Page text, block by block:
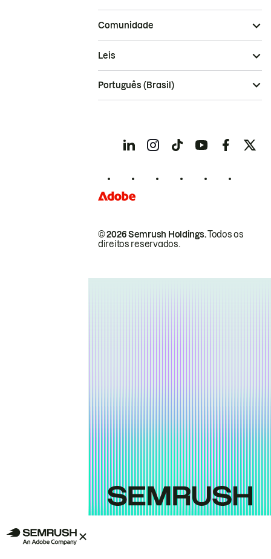
Comunidade
© 2026 Semrush Holdings.Todos os
direitos reservados.
Leis
Português (Brasil)